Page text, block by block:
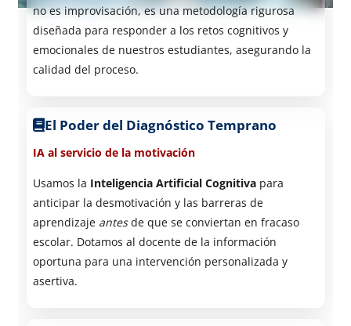
no es improvisación, es una metodología rigurosa
diseñada para responder a los retos cognitivos y
emocionales de nuestros estudiantes, asegurando la
calidad del proceso.
El Poder del Diagnóstico Temprano
IA al servicio de la motivación
Usamos la Inteligencia Artificial Cognitivapara
anticipar la desmotivación y las barreras de
aprendizaje antesde que se conviertan en fracaso
escolar. Dotamos al docente de la información
oportuna para una intervención personalizada y
asertiva.